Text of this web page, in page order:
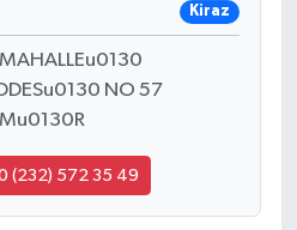
Kiraz
NO 57
(232) 572 35 49